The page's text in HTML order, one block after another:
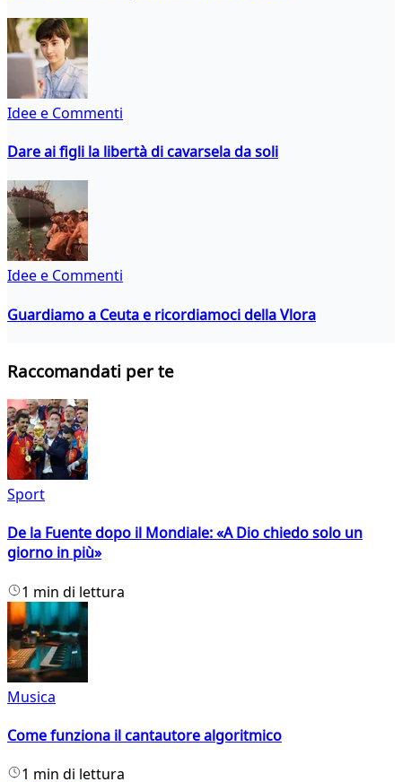
Idee e Commenti
Dare ai figli la libertà di cavarsela da soli
Idee e Commenti
Guardiamo a Ceuta e ricordiamoci della Vlora
Raccomandati per te
Sport
De la Fuente dopo il Mondiale: «A Dio chiedo solo un
giorno in più»
1 min di lettura
Musica
Come funziona il cantautore algoritmico
1 min di lettura